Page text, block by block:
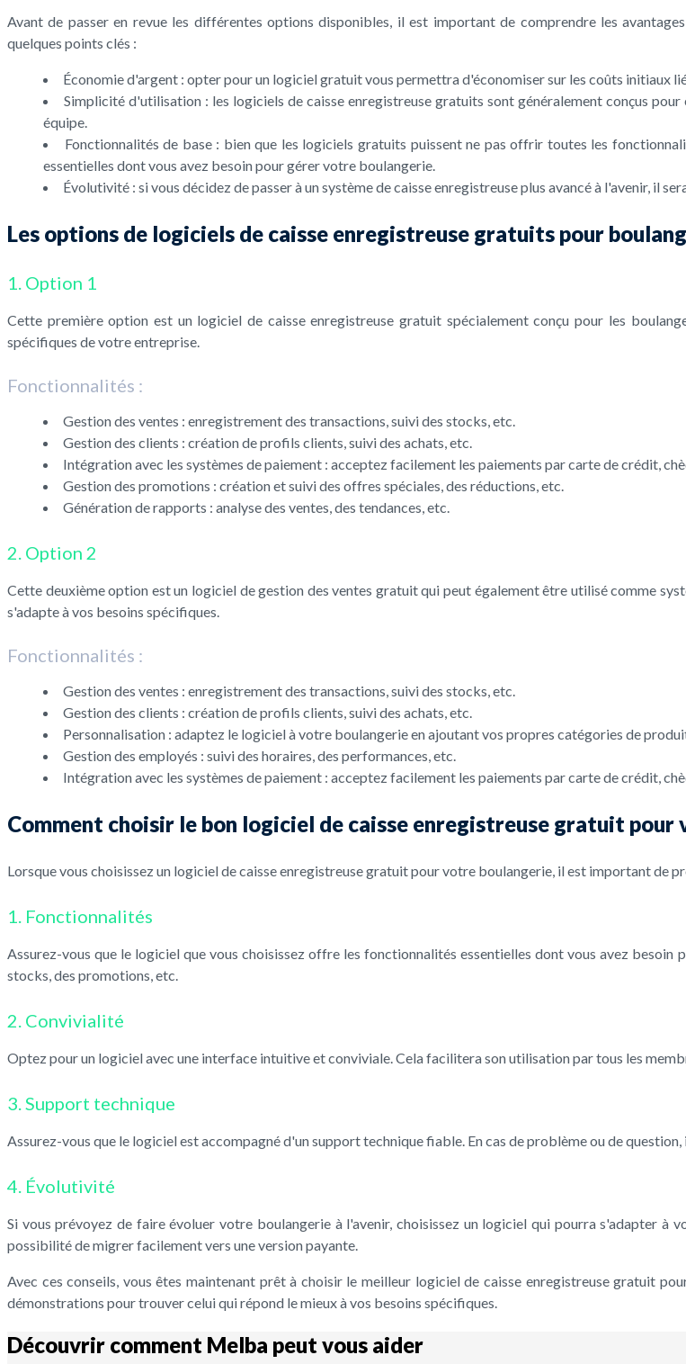
Avant de passer en revue les différentes options disponibles, il est important de comprendre les
quelques points clés :
Économie d'argent : opter pour un logiciel gratuit vous permettra d'économiser sur les coûts initiaux
Simplicité d'utilisation : les logiciels de caisse enregistreuse gratuits sont généralement conçus
équipe.
Fonctionnalités de base : bien que les logiciels gratuits puissent ne pas offrir toutes les
essentielles dont vous avez besoin pour gérer votre boulangerie.
Évolutivité : si vous décidez de passer à un système de caisse enregistreuse plus avancé à l'avenir, il
Les options de logiciels de caisse enregistreuse gratuits pour
1. Option 1
Cette première option est un logiciel de caisse enregistreuse gratuit spécialement conçu pour les
spécifiques de votre entreprise.
Fonctionnalités :
Gestion des ventes : enregistrement des transactions, suivi des stocks, etc.
Gestion des clients : création de profils clients, suivi des achats, etc.
Intégration avec les systèmes de paiement : acceptez facilement les paiements par carte de crédit,
Gestion des promotions : création et suivi des offres spéciales, des réductions, etc.
Génération de rapports : analyse des ventes, des tendances, etc.
2. Option 2
Cette deuxième option est un logiciel de gestion des ventes gratuit qui peut également être utilisé comme
s'adapte à vos besoins spécifiques.
Fonctionnalités :
Gestion des ventes : enregistrement des transactions, suivi des stocks, etc.
Gestion des clients : création de profils clients, suivi des achats, etc.
Personnalisation : adaptez le logiciel à votre boulangerie en ajoutant vos propres catégories de
Gestion des employés : suivi des horaires, des performances, etc.
Intégration avec les systèmes de paiement : acceptez facilement les paiements par carte de crédit,
Comment choisir le bon logiciel de caisse enregistreuse gratuit pour
Lorsque vous choisissez un logiciel de caisse enregistreuse gratuit pour votre boulangerie, il est important de
1. Fonctionnalités
Assurez-vous que le logiciel que vous choisissez offre les fonctionnalités essentielles dont vous avez
stocks, des promotions, etc.
2. Convivialité
Optez pour un logiciel avec une interface intuitive et conviviale. Cela facilitera son utilisation par tous les
3. Support technique
Assurez-vous que le logiciel est accompagné d'un support technique fiable. En cas de problème ou de
4. Évolutivité
Si vous prévoyez de faire évoluer votre boulangerie à l'avenir, choisissez un logiciel qui pourra s'adapter
possibilité de migrer facilement vers une version payante.
Avec ces conseils, vous êtes maintenant prêt à choisir le meilleur logiciel de caisse enregistreuse gratuit
démonstrations pour trouver celui qui répond le mieux à vos besoins spécifiques.
Découvrir comment Melba peut vous aider